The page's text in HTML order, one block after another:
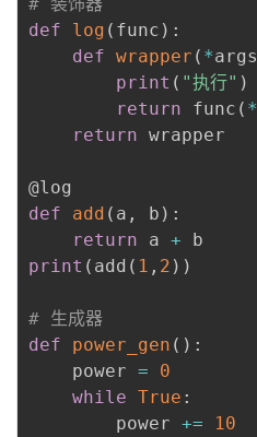
注
验
收
议
def
log ( func ) :
def wrapper ( *args
print ( "执行" )
return func ( *
return wrapper
@log
def
add ( a , b ) :
return a +
print ( add ( 1 , 2 ) )
# 生成器
def
power_gen ( ) :
    power
=
0
while True :
        power
+=
10